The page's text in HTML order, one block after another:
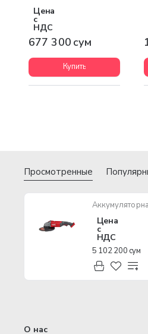
Цена
с
НДС
677 300 сум
Купить
Просмотренные
Цена
с
НДС
5 102 200 сум
О нас